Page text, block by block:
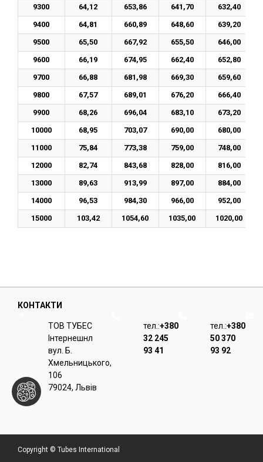
9300
64,12 653,86 641,70
632,40
9400
64,81 660,89 648,60
639,20
9500
65,50 667,92 655,50
646,00
9600
66,19 674,95 662,40
652,80
9700
66,88 681,98 669,30
659,60
9800
67,57 689,01 676,20
666,40
9900
68,26 696,04 683,10
673,20
10000
68,95 703,07 690,00
680,00
11000
75,84 773,38 759,00
748,00
12000
82,74 843,68 828,00
816,00
13000
89,63 913,99 897,00
884,00
14000
96,53 984,30 966,00
952,00
15000
103,42 1054,60 1035,00 1020,00
КОНТАКТИ
ТОВ ТУБЕС
Iнтернешнл
вул. Б.
Хмельницького,
106
79024, Львiв
тел.:+380
32 245
93 41
тел.:+380
50 370
93 92
Copyright © Tubes International